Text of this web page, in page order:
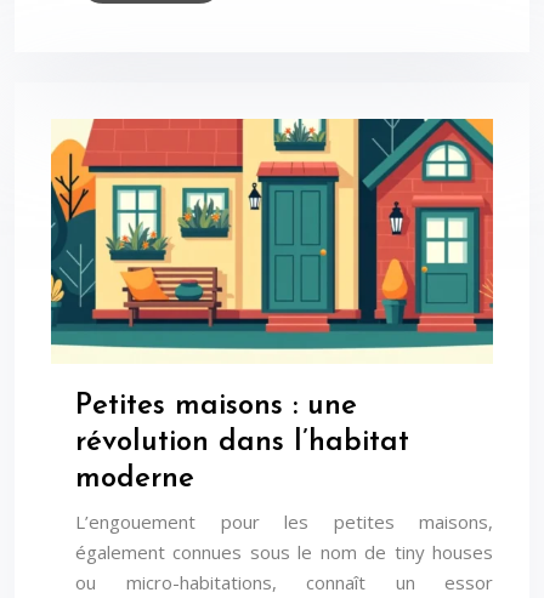
Petites maisons : une
révolution dans l’habitat
moderne
L’engouement pour les petites maisons,
également connues sous le nom de tiny houses
ou micro-habitations, connaît un essor